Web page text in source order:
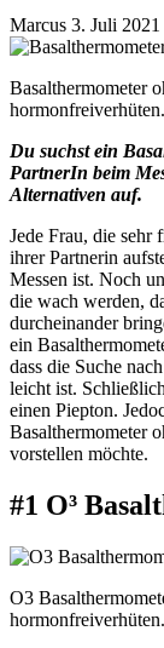
Marcus 3. Juli 2021
Basalthermometer
Du suchst ein
PartnerIn beim
Alternativen auf.
Jede Frau, die sehr
ihrer Partnerin
Messen ist. Noch
die wach werden,
durcheinander
ein
dass die Suche
leicht ist.
einen Piepton.
Basalthermometer
vorstellen möchte.
#1 O³
O3